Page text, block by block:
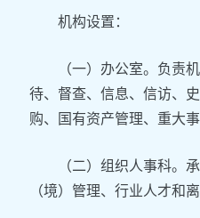
机构设置：
（一）办公室。负责
待、督查、信息、信访、
购、国有资产管理、重大
（二）组织人事科。
（境）管理、行业人才和